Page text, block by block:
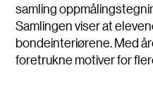
samling
Samlingen viser at
bondeinteriørene. Med
foretrukne motiver for